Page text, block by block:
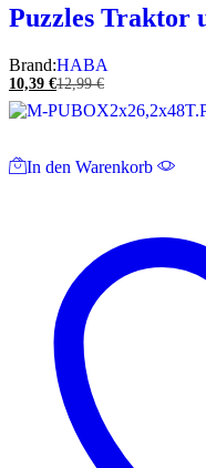
Puzzles Traktor
Brand:HABA
10,39 €12,99€
In den Warenkorb